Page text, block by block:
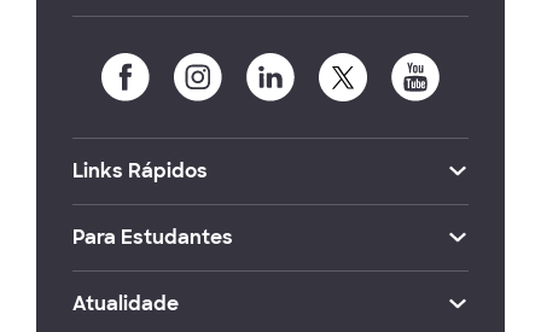
Links Rápidos
Para Estudantes
Atualidade